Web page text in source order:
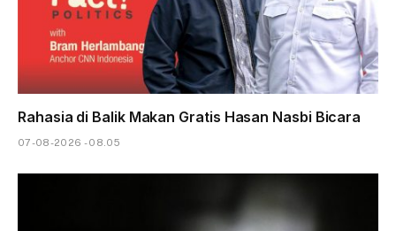
Rahasia di Balik Makan Gratis Hasan Nasbi Bicara
07-08-2026 - 08.05